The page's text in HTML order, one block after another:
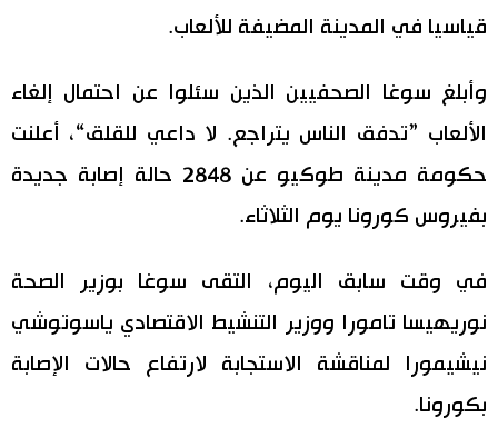
الأقسام
صور
تجارب وآراء
سياسة
اقتصاد
مجتمع
الأكثر تفاعلا
اللغة اليابانية
موسوعة اليابان
هو وهي
المطبخ الياباني
تواصل معنا
قياسيا في المدينة المضيفة للألعاب.
وأبلغ سوغا الصحفيين الذين سئلوا عن احتمال إلغاء
الألعاب ”تدفق الناس يتراجع. لا داعي للقلق“، أعلنت
حكومة مدينة طوكيو عن 2848 حالة إصابة جديدة
بفيروس كورونا يوم الثلاثاء.
في وقت سابق اليوم، التقى سوغا بوزير الصحة
نوريهيسا تامورا ووزير التنشيط الاقتصادي ياسوتوشي
نيشيمورا لمناقشة الاستجابة لارتفاع حالات الإصابة
بكورونا.